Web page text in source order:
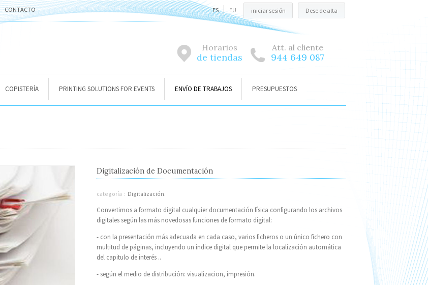
CONTACTO iniciar sesión Dese de alta
ES EU
Horarios
de tiendas
Att. al cliente
944 649 087
COPISTERÍA PRINTING SOLUTIONS FOR EVENTS ENVÍO DE TRABAJOS PRESUPUESTOS
Digitalización de Documentación
categoría : Digitalización.
Convertimos a formato digital cualquier documentación física configurando los archivos
digitales según las más novedosas funciones de formato digital:
- con la presentación más adecuada en cada caso, varios ficheros o un único fichero con
multitud de páginas, incluyendo un índice digital que permite la localización automática
del capitulo de interés ..
- según el medio de distribución: visualizacion, impresión.